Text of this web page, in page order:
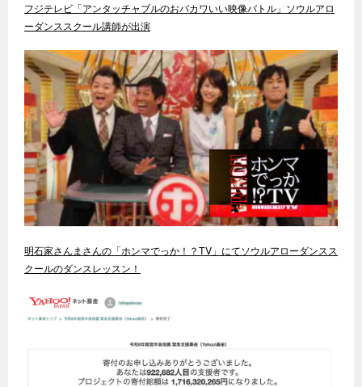
フジテレビ「アンタッチャブルのおバカワいい映像バトル」ソウルアロ
ーダンススクール講師が出演
明石家さんまさんの「ホンマでっか！？TV」にてソウルアローダンスス
クールのダンスレッスン！